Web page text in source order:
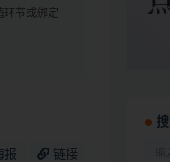
环节或绑定
报 链接